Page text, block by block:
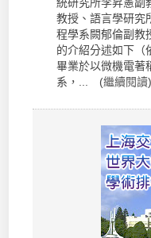
教授、語言學研究
程學系闕郁倫副教
的介紹分述如下（
畢業於以微機電著
系，... (繼續閱讀)